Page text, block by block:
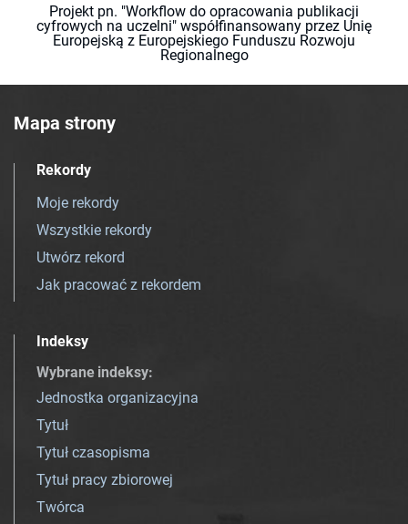
Projekt pn. "Workflow do opracowania publikacji
cyfrowych na uczelni" współfinansowany przez Unię
Europejską z Europejskiego Funduszu Rozwoju
Regionalnego
Mapa strony
Rekordy
Moje rekordy
Wszystkie rekordy
Utwórz rekord
Jak pracować z rekordem
Indeksy
Wybrane indeksy:
Jednostka organizacyjna
Tytuł
Tytuł czasopisma
Tytuł pracy zbiorowej
Twórca